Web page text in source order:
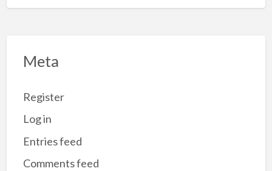
Meta
Register
Log in
Entries feed
Comments feed